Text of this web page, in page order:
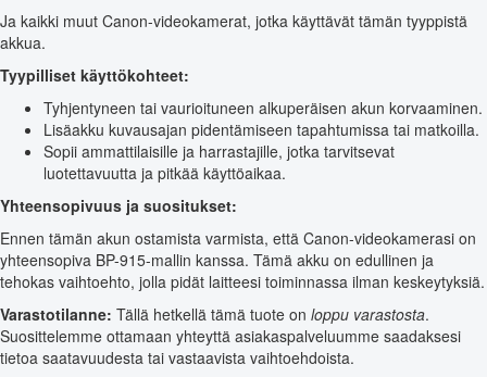
Ja kaikki muut Canon-videokamerat, jotka käyttävät tämän tyyppistä
akkua.
Tyypilliset käyttökohteet:
Tyhjentyneen tai vaurioituneen alkuperäisen akun korvaaminen.
Lisäakku kuvausajan pidentämiseen tapahtumissa tai matkoilla.
Sopii ammattilaisille ja harrastajille, jotka tarvitsevat
luotettavuutta ja pitkää käyttöaikaa.
Yhteensopivuus ja suositukset:
Ennen tämän akun ostamista varmista, että Canon-videokamerasi on
yhteensopiva BP-915-mallin kanssa. Tämä akku on edullinen ja
tehokas vaihtoehto, jolla pidät laitteesi toiminnassa ilman keskeytyksiä.
Varastotilanne: Tällä hetkellä tämä tuote on loppu varastosta.
Suosittelemme ottamaan yhteyttä asiakaspalveluumme saadaksesi
tietoa saatavuudesta tai vastaavista vaihtoehdoista.